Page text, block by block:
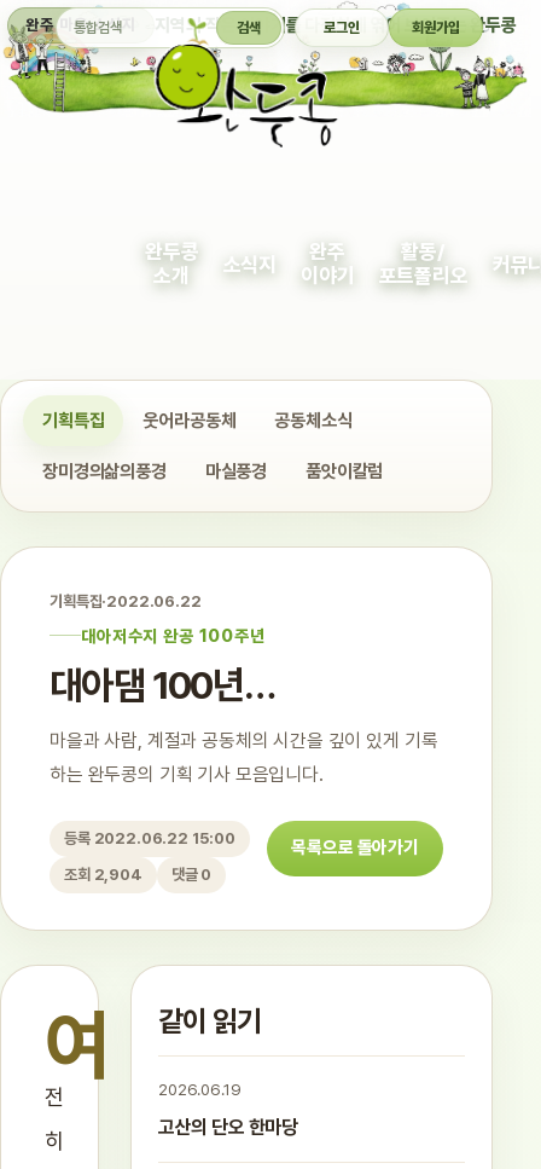
완주 마을 소식지 지역의 작은 이야기를 다정하게 엮어 보여주는 완두콩
통합검색 검색 로그인 회원가입
완두콩
소개
소식지
완주
이야기
활동/
포트폴리오
커뮤
기획특집 웃어라공동체 공동체소식
장미경의삶의풍경 마실풍경 품앗이칼럼
기획특집·2022.06.22
대아저수지 완공 100주년
대아댐 100년…
마을과 사람, 계절과 공동체의 시간을 깊이 있게 기록
하는 완두콩의 기획 기사 모음입니다.
등록 2022.06.22 15:00
조회 2,904
댓글 0
목록으로 돌아가기
여
전
히
같이 읽기
2026.06.19
고산의 단오 한마당